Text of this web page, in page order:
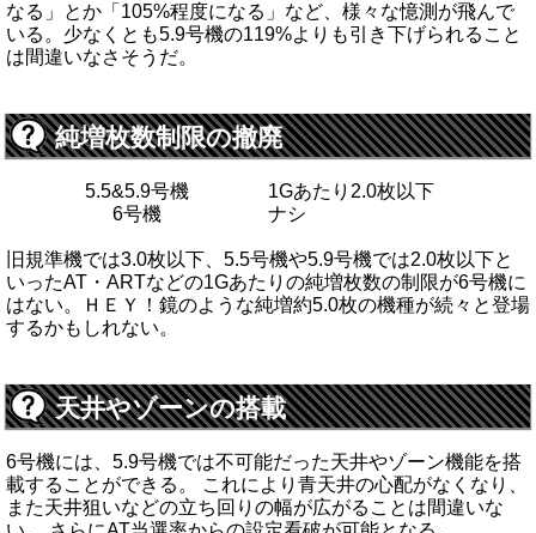
なる」とか「105%程度になる」など、様々な憶測が飛んで
いる。少なくとも5.9号機の119%よりも引き下げられること
は間違いなさそうだ。
純増枚数制限の撤廃
5.5&5.9号機
1Gあたり2.0枚以下
6号機
ナシ
旧規準機では3.0枚以下、5.5号機や5.9号機では2.0枚以下と
いったAT・ARTなどの1Gあたりの純増枚数の制限が6号機に
はない。ＨＥＹ！鏡のような純増約5.0枚の機種が続々と登場
するかもしれない。
天井やゾーンの搭載
6号機には、5.9号機では不可能だった天井やゾーン機能を搭
載することができる。 これにより青天井の心配がなくなり、
また天井狙いなどの立ち回りの幅が広がることは間違いな